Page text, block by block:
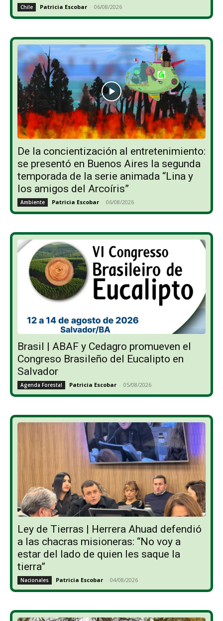
Chile Patricia Escobar - 06/08/2026
De la concientización al entretenimiento:
se presentó en Buenos Aires la segunda
temporada de la serie animada “Lina y
los amigos del Arcoíris”
Ambiente Patricia Escobar - 06/08/2026
Brasil | ABAF y Cedagro promueven el
Congreso Brasileño del Eucalipto en
Salvador
Agenda Forestal Patricia Escobar - 05/08/2026
Ley de Tierras | Herrera Ahuad defendió
a las chacras misioneras: “No voy a
estar del lado de quien les saque la
tierra”
Nacionales Patricia Escobar - 04/08/2026